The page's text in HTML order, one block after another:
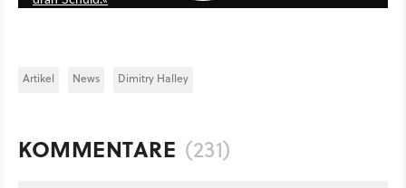
Artikel News Dimitry Halley
KOMMENTARE (231)